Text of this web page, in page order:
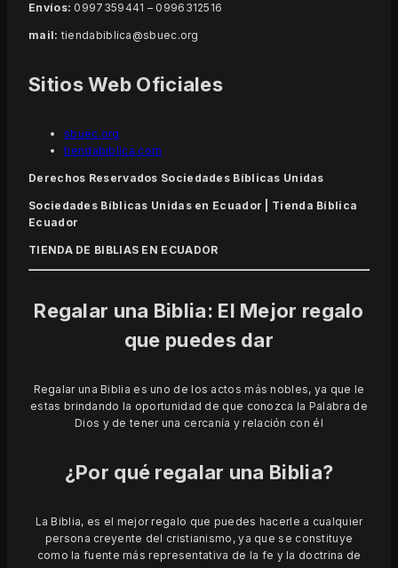
Envíos: 0997359441 – 0996312516
mail: tiendabiblica@sbuec.org
Sitios Web Oficiales
sbuec.org
tiendabiblica.com
Derechos Reservados Sociedades Bíblicas Unidas
Sociedades Bíblicas Unidas en Ecuador | Tienda Bíblica
Ecuador
TIENDA DE BIBLIAS EN ECUADOR
Regalar una Biblia: El Mejor regalo
que puedes dar
Regalar una Biblia es uno de los actos más nobles, ya que le
estas brindando la oportunidad de que conozca la Palabra de
Dios y de tener una cercanía y relación con él
¿Por qué regalar una Biblia?
La Biblia, es el mejor regalo que puedes hacerle a cualquier
persona creyente del cristianismo, ya que se constituye
como la fuente más representativa de la fe y la doctrina de